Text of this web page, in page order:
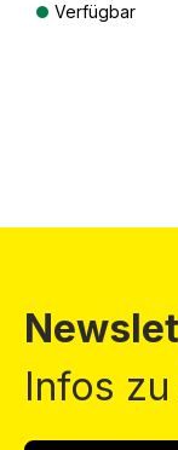
Verfügbar
Infos